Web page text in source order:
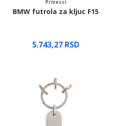
Privesci
BMW futrola za kljuc F15
5.743,27 RSD